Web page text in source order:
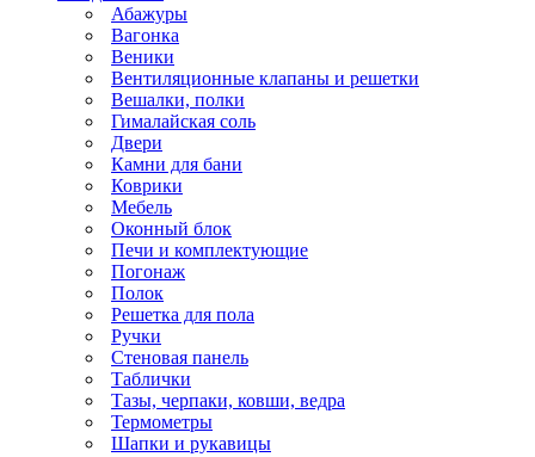
Абажуры
Вагонка
Веники
Вентиляционные клапаны и решетки
Вешалки, полки
Гималайская соль
Двери
Камни для бани
Коврики
Мебель
Оконный блок
Печи и комплектующие
Погонаж
Полок
Решетка для пола
Ручки
Стеновая панель
Таблички
Тазы, черпаки, ковши, ведра
Термометры
Шапки и рукавицы